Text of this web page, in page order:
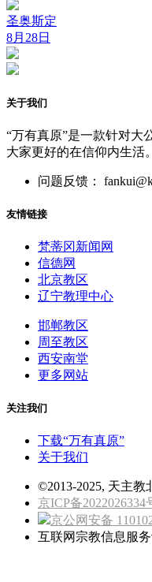
圣奥斯定
8月28日
关于我们
“万有真原”是一款针对大
大家更好的在信仰内生活。
问题反馈：
友情链接
梵蒂冈新闻网
信德网
北京教区
辽宁教理中心
邯郸教区
周至教区
西安南堂
更多网站
关注我们
下载“万有真原”
关于我们
©2013-2025, 天主
京ICP备2022026334
京公网安备
互联网宗教信息服